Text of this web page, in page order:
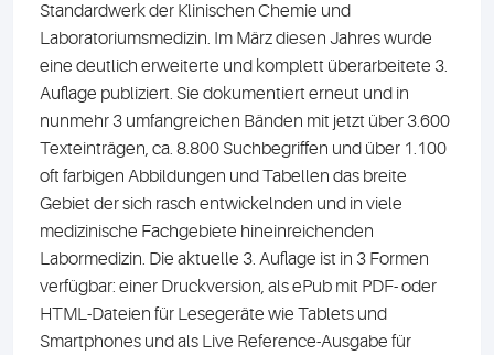
Standardwerk der Klinischen Chemie und
Laboratoriumsmedizin. Im März diesen Jahres wurde
eine deutlich erweiterte und komplett überarbeitete 3.
Auflage publiziert. Sie dokumentiert erneut und in
nunmehr 3 umfangreichen Bänden mit jetzt über 3.600
Texteinträgen, ca. 8.800 Suchbegriffen und über 1.100
oft farbigen Abbildungen und Tabellen das breite
Gebiet der sich rasch entwickelnden und in viele
medizinische Fachgebiete hineinreichenden
Labormedizin. Die aktuelle 3. Auflage ist in 3 Formen
verfügbar: einer Druckversion, als ePub mit PDF- oder
HTML-Dateien für Lesegeräte wie Tablets und
Smartphones und als Live Reference-Ausgabe für